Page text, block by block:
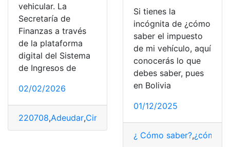
vehicular. La
Secretaría de
Finanzas a través
de la plataforma
digital del Sistema
de Ingresos de
02/02/2026
220708,Adeudar,Circulación
Si tienes la
incógnita de ¿cómo
saber el impuesto
de mi vehículo, aquí
conocerás lo que
debes saber, pues
en Bolivia
01/12/2025
¿ Cómo saber?,¿cómo